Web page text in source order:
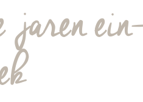
jaren